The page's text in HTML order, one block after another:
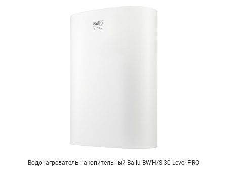
Водонагреватель накопительный Ballu BWH/S 30 Level PRO